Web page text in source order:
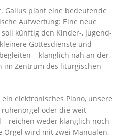
Gallus plant eine bedeutende
Aufwertung: Eine neue
künftig den Kinder-, Jugend-
Gottesdienste und
– klanglich nah an der
im Zentrum des liturgischen
elektronisches Piano, unsere
oder die weit
reichen weder klanglich noch
Orgel wird mit zwei Manualen,